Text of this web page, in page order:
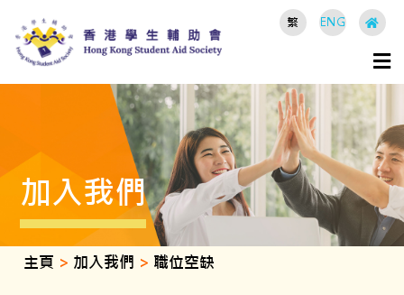
繁 ENG
加入我們
主頁 > 加入我們 > 職位空缺